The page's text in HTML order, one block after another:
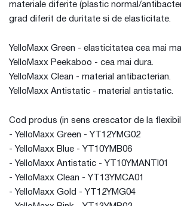
materiale diferite (plastic normal/
grad diferit de duritate si de elasticitate.
YelloMaxx Green - elasticitatea cea mai
YelloMaxx Peekaboo - cea mai dura.
YelloMaxx Clean - material antibacterian.
YelloMaxx Antistatic - material antistatic.
Cod produs (in sens crescator de la flexibil
- YelloMaxx Green - YT12YMG02
- YelloMaxx Blue - YT10YMB06
- YelloMaxx Antistatic - YT10YMANTI01
- YelloMaxx Clean - YT13YMCA01
- YelloMaxx Gold - YT12YMG04